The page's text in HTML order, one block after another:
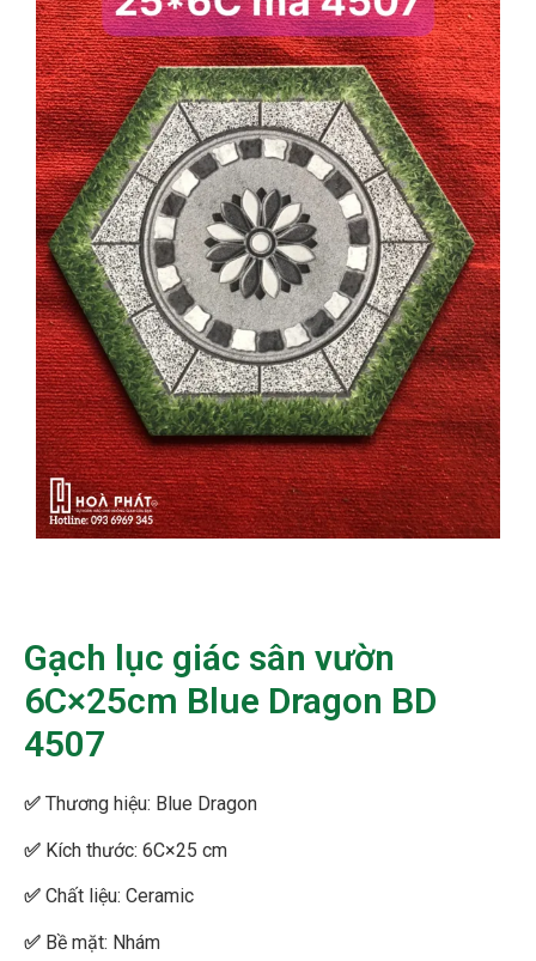
Gạch lục giác sân vườn
6C×25cm Blue Dragon BD
4507
✅ Thương hiệu: Blue Dragon
✅ Kích thước: 6C×25 cm
✅ Chất liệu: Ceramic
✅ Bề mặt: Nhám